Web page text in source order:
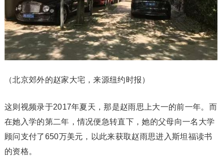
（北京郊外的赵家大宅，来源纽约时报）
这则视频录于2017年夏天，那是赵雨思上大一的前一年。而
在她入学的第二年，情况便急转直下，她的父母向一名大学
顾问支付了650万美元，以此来获取赵雨思进入斯坦福读书
的资格。